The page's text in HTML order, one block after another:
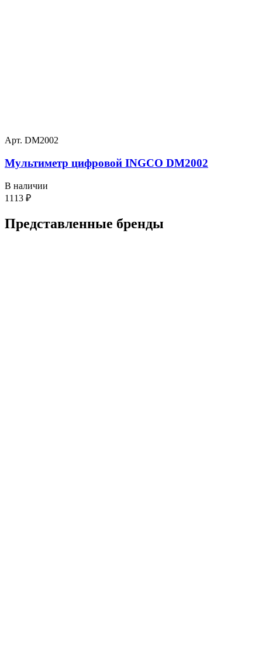
Арт. DM2002
Мультиметр цифровой INGCO DM2002
В наличии
1113 ₽
Представленные бренды